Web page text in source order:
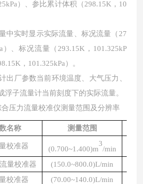
）、参比累计体积（298.15K，10
中实时显示实际流量、标况流量（27
）、标况流量（293.15K，101.325kP
，101.325kPa）。
出厂参数当前环境温度、大气压力、
浮子流量计当前刻度下的实际流量。
压力流量校准仪测量范围及分辨率
名称 测量范围
校准器 (0.700~1.400)m
3
/min
量校准器 (150.0~800.0)L/min
校准器 (70.00~140.0)L/min